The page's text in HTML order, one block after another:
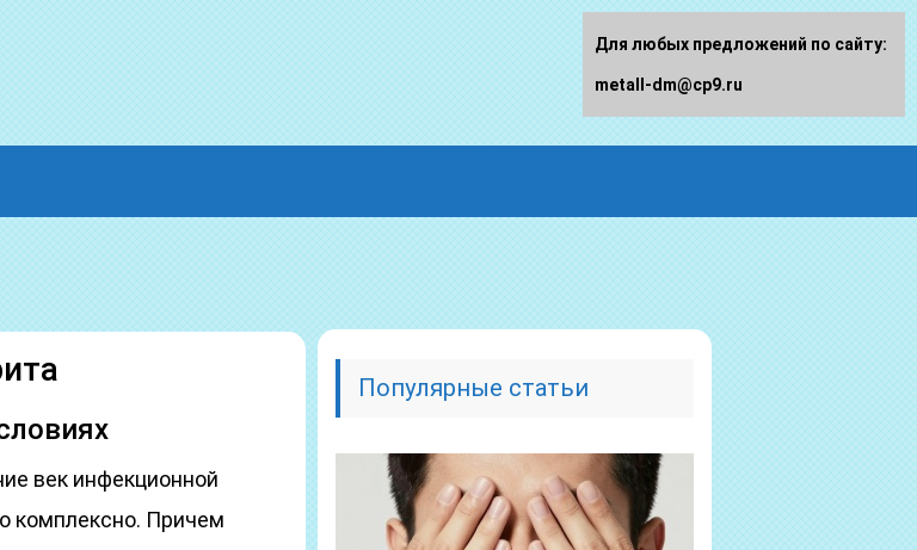
век инфекционной
комплексно. Причем
Популярные статьи
Для любых предложений по сайту:
metall-dm@cp9.ru